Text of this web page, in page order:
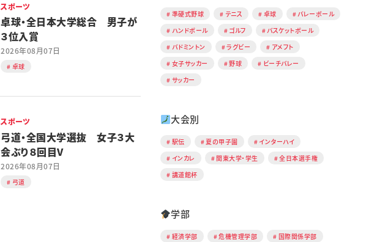
スポーツ
卓球・全日本大学総合 男子が
３位入賞
2026年08月07日
卓球
スポーツ
弓道・全国大学選抜 女子３大
会ぶり８回目V
2026年08月07日
弓道
準硬式野球 テニス 卓球
バレーボール
ハンドボール
ゴルフ
バスケットボール
バドミントン
ラグビー
アメフト
女子サッカー
野球
ビーチバレー
サッカー
大会別
駅伝 夏の甲子園
インターハイ
インカレ
関東大学・学生
全日本選手権
講道館杯
学部
経済学部 危機管理学部
国際関係学部